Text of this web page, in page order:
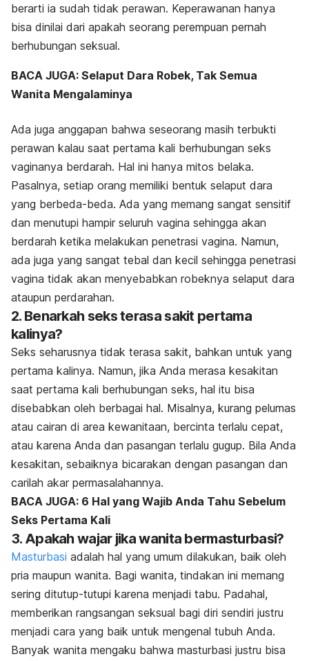
berarti ia sudah tidak perawan. Keperawanan hanya
bisa dinilai dari apakah seorang perempuan pernah
berhubungan seksual.
BACA JUGA: Selaput Dara Robek, Tak Semua
Wanita Mengalaminya
Ada juga anggapan bahwa seseorang masih terbukti
perawan kalau saat pertama kali berhubungan seks
vaginanya berdarah. Hal ini hanya mitos belaka.
Pasalnya, setiap orang memiliki bentuk selaput dara
yang berbeda-beda. Ada yang memang sangat sensitif
dan menutupi hampir seluruh vagina sehingga akan
berdarah ketika melakukan penetrasi vagina. Namun,
ada juga yang sangat tebal dan kecil sehingga penetrasi
vagina tidak akan menyebabkan robeknya selaput dara
ataupun perdarahan.
2. Benarkah seks terasa sakit pertama
kalinya?
Seks seharusnya tidak terasa sakit, bahkan untuk yang
pertama kalinya. Namun, jika Anda merasa kesakitan
saat pertama kali berhubungan seks, hal itu bisa
disebabkan oleh berbagai hal. Misalnya, kurang pelumas
atau cairan di area kewanitaan, bercinta terlalu cepat,
atau karena Anda dan pasangan terlalu gugup. Bila Anda
kesakitan, sebaiknya bicarakan dengan pasangan dan
carilah akar permasalahannya.
BACA JUGA: 6 Hal yang Wajib Anda Tahu Sebelum
Seks Pertama Kali
3. Apakah wajar jika wanita bermasturbasi?
Masturbasi adalah hal yang umum dilakukan, baik oleh
pria maupun wanita. Bagi wanita, tindakan ini memang
sering ditutup-tutupi karena menjadi tabu. Padahal,
memberikan rangsangan seksual bagi diri sendiri justru
menjadi cara yang baik untuk mengenal tubuh Anda.
Banyak wanita mengaku bahwa masturbasi justru bisa